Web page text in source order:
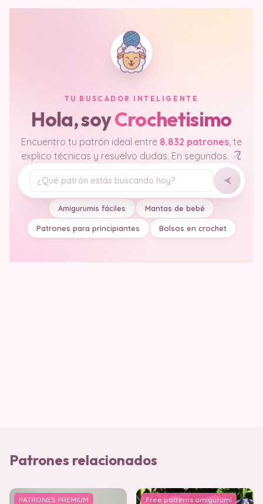
TU BUSCADOR INTELIGENTE
Hola, soyCrochetisimo
Encuentro tu patrón ideal entre 8.832 patrones , te
explico técnicas y resuelvo dudas. En segundos.
Tu pregunta
Amigurumis fáciles Mantas de bebé
Patrones para principiantes Bolsos en crochet
Patrones relacionados
PATRONES PREMIUM Free patterns amigurumi